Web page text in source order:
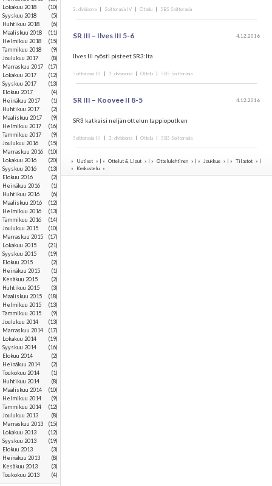
3. divisioona | Soittorasia IV | Ottelu | SBS Soittorasia
SR III – Ilves III 5-6 4.12.2016
Ilves III ryösti pisteet SR3:lta
Soittorasia III | 3. divisioona | Ottelu | SBS Soittorasia
SR III – Koovee II 8-5 4.12.2016
SR3 katkaisi neljän ottelun tappioputken
Soittorasia III | 3. divisioona | Ottelu | SBS Soittorasia
» Uutiset » | » Ottelut & Liput » | » Ottelulehtinen » | » Joukkue » | » Tilastot » |
»
Keskustelu »
lokakuu 2018
(10)
syyskuu 2018
(5)
huhtikuu 2018
(6)
maaliskuu 2018
(11)
helmikuu 2018
(15)
tammikuu 2018
(9)
joulukuu 2017
(8)
marraskuu 2017
(17)
lokakuu 2017
(12)
syyskuu 2017
(13)
elokuu 2017
(4)
heinäkuu 2017
(1)
huhtikuu 2017
(2)
maaliskuu 2017
(9)
helmikuu 2017
(16)
tammikuu 2017
(9)
joulukuu 2016
(15)
marraskuu 2016
(10)
lokakuu 2016
(20)
syyskuu 2016
(13)
elokuu 2016
(2)
heinäkuu 2016
(1)
huhtikuu 2016
(6)
maaliskuu 2016
(12)
helmikuu 2016
(13)
tammikuu 2016
(14)
joulukuu 2015
(10)
marraskuu 2015
(17)
lokakuu 2015
(21)
syyskuu 2015
(19)
elokuu 2015
(2)
heinäkuu 2015
(1)
kesäkuu 2015
(2)
huhtikuu 2015
(3)
maaliskuu 2015
(18)
helmikuu 2015
(13)
tammikuu 2015
(9)
joulukuu 2014
(13)
marraskuu 2014
(17)
lokakuu 2014
(19)
syyskuu 2014
(16)
elokuu 2014
(2)
heinäkuu 2014
(2)
toukokuu 2014
(1)
huhtikuu 2014
(8)
maaliskuu 2014
(10)
helmikuu 2014
(9)
tammikuu 2014
(12)
joulukuu 2013
(8)
marraskuu 2013
(15)
lokakuu 2013
(12)
syyskuu 2013
(19)
elokuu 2013
(3)
heinäkuu 2013
(8)
kesäkuu 2013
(3)
toukokuu 2013
(4)